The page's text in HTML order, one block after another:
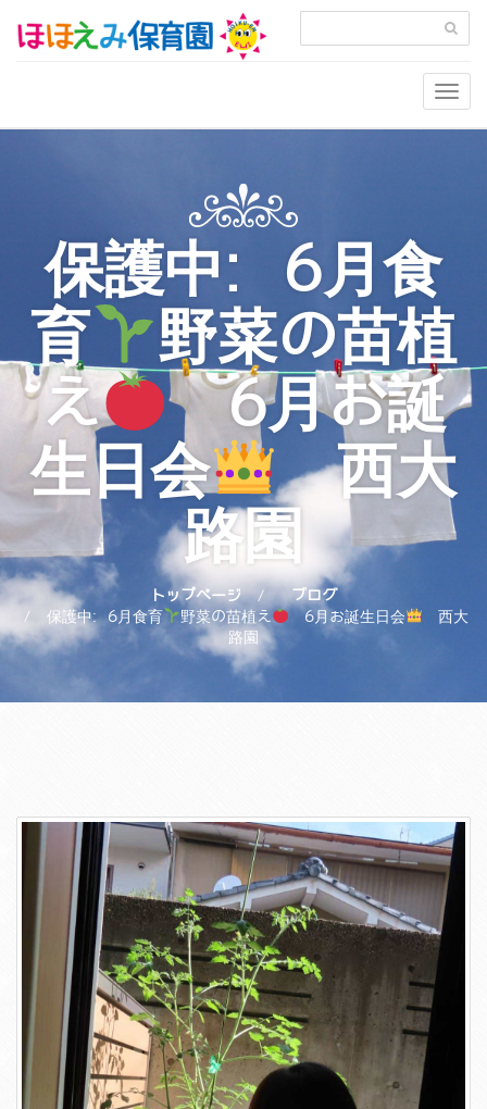
保護中: 6月食
育
野菜の苗植
え
6月お誕
生日会
西大
路園
トップページ
ブログ
保護中: 6月食育
野菜の苗植え 6月お誕生日会
西大
路園